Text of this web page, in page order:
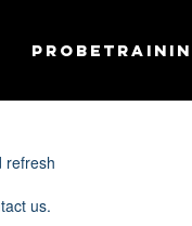
refresh
us.